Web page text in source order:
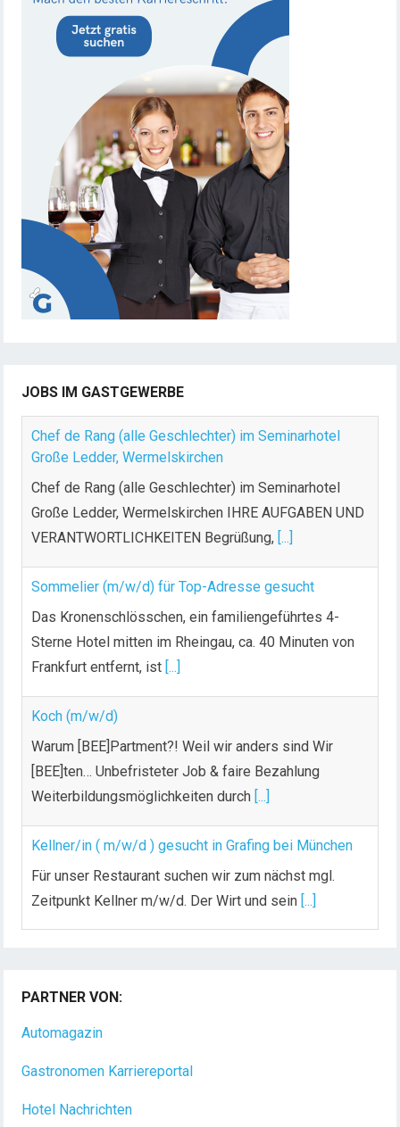
JOBS IM GASTGEWERBE
Chef de Rang (alle Geschlechter) im Seminarhotel
Große Ledder, Wermelskirchen
Chef de Rang (alle Geschlechter) im Seminarhotel
Große Ledder, Wermelskirchen IHRE AUFGABEN UND
VERANTWORTLICHKEITEN Begrüßung, [...]
Sommelier (m/w/d) für Top-Adresse gesucht
Das Kronenschlösschen, ein familiengeführtes 4-
Sterne Hotel mitten im Rheingau, ca. 40 Minuten von
Frankfurt entfernt, ist [...]
Koch (m/w/d)
Warum [BEE]Partment?! Weil wir anders sind Wir
[BEE]ten… Unbefristeter Job & faire Bezahlung
Weiterbildungsmöglichkeiten durch [...]
Kellner/in ( m/w/d ) gesucht in Grafing bei München
Für unser Restaurant suchen wir zum nächst mgl.
Zeitpunkt Kellner m/w/d. Der Wirt und sein [...]
Dein Arbeitsplatz mit Urlaubsfeeling Chef de Rang
(m/w/d) Du bist Gastgeber aus Leidenschaft und
PARTNER VON:
Automagazin
Gastronomen Karriereportal
Hotel Nachrichten